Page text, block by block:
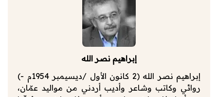
إبراهيم نصر الله
إبراهيم نصر الله (2 كانون الأول /ديسيمبر 1954م -)
روائي وكاتب وشاعر وأديب أردني من مواليد عمّان،